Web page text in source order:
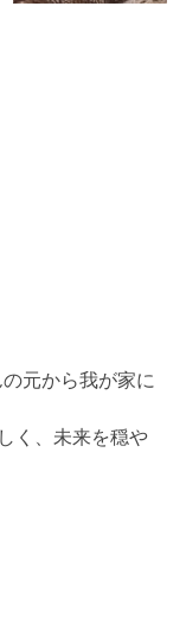
元から我が家に
く、未来を穏や